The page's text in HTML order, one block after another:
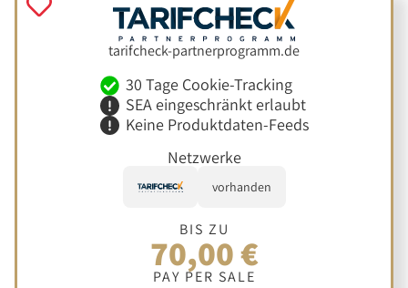
tarifcheck-partnerprogramm.de
30 Tage Cookie-Tracking
SEA eingeschränkt erlaubt
Keine Produktdaten-Feeds
Netzwerke
vorhanden
BIS ZU
70,00 €
PAY PER SALE